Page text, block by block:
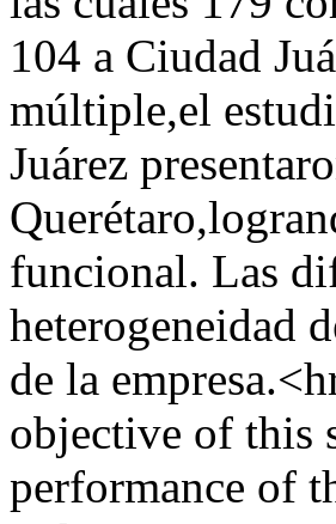
104 a Ciudad
múltiple,el
Juárez
funcional. Las
heterogeneidad
de la
objective of this
performance of